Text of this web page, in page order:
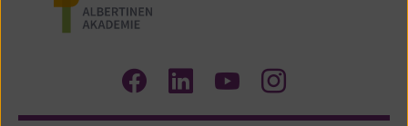
Zum
Facebook
Zum
LinkedIn
Zum
YouTube
Zum
Instagram